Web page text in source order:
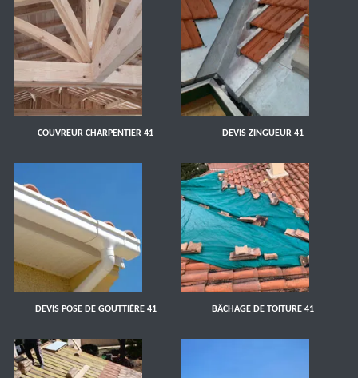
COUVREUR CHARPENTIER 41 DEVIS ZINGUEUR 41
DEVIS POSE DE GOUTTIÈRE 41 BÂCHAGE DE TOITURE 41